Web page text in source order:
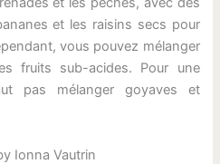
et les raisins secs pour
vous pouvez mélanger
fruits sub-acides. Pour une
pas mélanger goyaves et
Ionna Vautrin